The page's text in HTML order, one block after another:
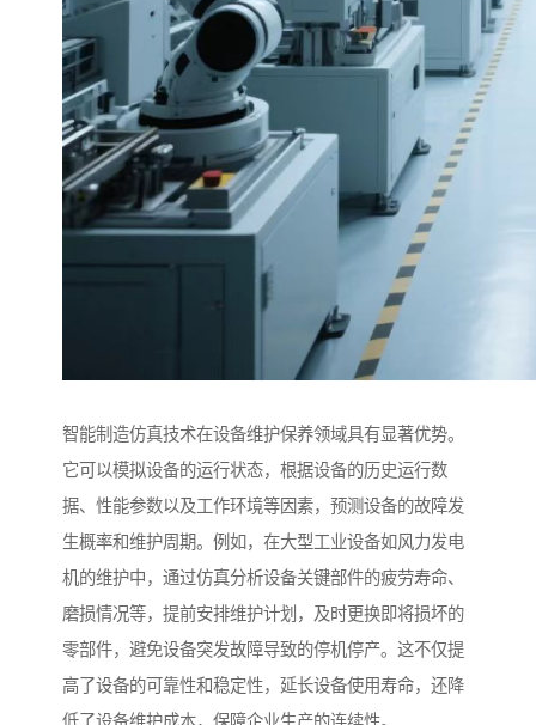
智能制造仿真技术在设备维护保养领域具有显著优势。
它可以模拟设备的运行状态，根据设备的历史运行数
据、性能参数以及工作环境等因素，预测设备的故障发
生概率和维护周期。例如，在大型工业设备如风力发电
机的维护中，通过仿真分析设备关键部件的疲劳寿命、
磨损情况等，提前安排维护计划，及时更换即将损坏的
零部件，避免设备突发故障导致的停机停产。这不仅提
高了设备的可靠性和稳定性，延长设备使用寿命，还降